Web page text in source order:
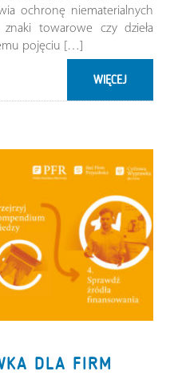
ochronę niematerialnych
towarowe czy dzieła
pojęciu […]
WIĘCEJ
DLA FIRM